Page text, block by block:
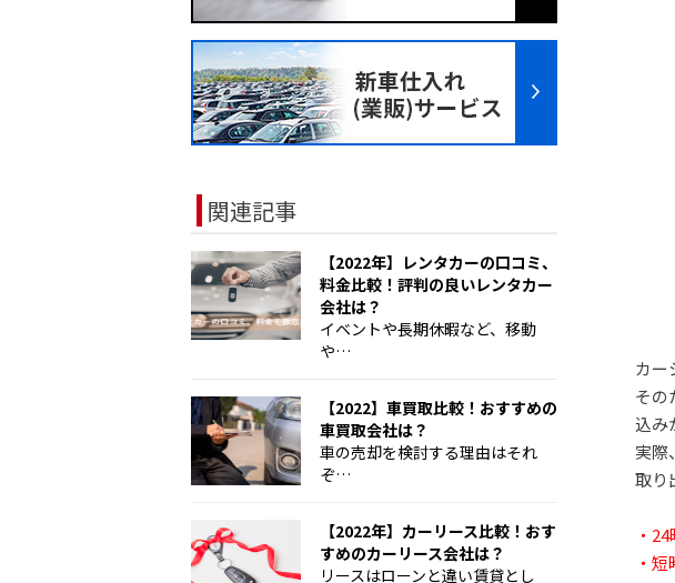
カー
その
込み
実際
取り
・
・
関連記事
【2022年】レンタカーの口コミ、
料金比較！評判の良いレンタカー
会社は？
イベントや長期休暇など、移動
や…
【2022】車買取比較！おすすめの
車買取会社は？
車の売却を検討する理由はそれ
ぞ…
【2022年】カーリース比較！おす
すめのカーリース会社は？
リースはローンと違い賃貸とし